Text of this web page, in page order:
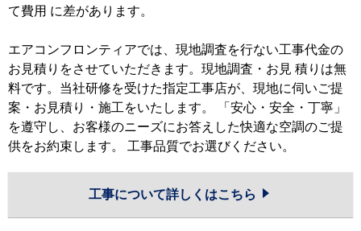
て費用 に差があります。
エアコンフロンティアでは、現地調査を行ない工事代金の
お見積りをさせていただきます。現地調査・お見 積りは無
料です。当社研修を受けた指定工事店が、現地に伺いご提
案・お見積り・施工をいたします。 「安心・安全・丁寧」
を遵守し、お客様のニーズにお答えした快適な空調のご提
供をお約束します。 工事品質でお選びください。
工事について詳しくはこちら